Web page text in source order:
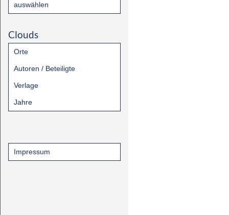
auswählen
Clouds
Orte
Autoren / Beteiligte
Verlage
Jahre
Impressum